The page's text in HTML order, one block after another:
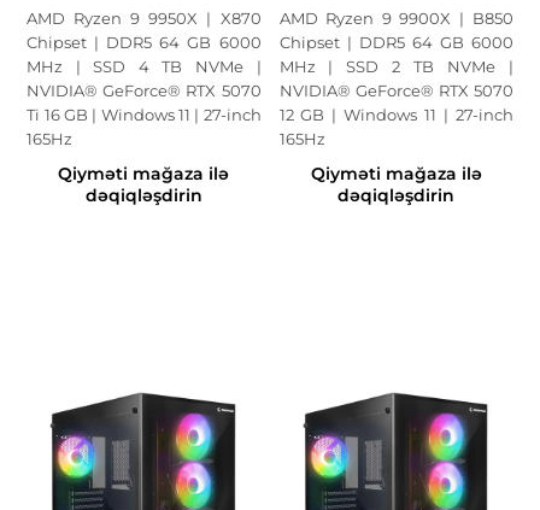
AMD Ryzen 9 9950X | X870
Chipset | DDR5 64 GB 6000
MHz | SSD 4 TB NVMe |
NVIDIA® GeForce® RTX 5070
Ti 16 GB | Windows 11 | 27-inch
165Hz
Qiyməti mağaza ilə
dəqiqləşdirin
AMD Ryzen 9 9900X | B850
Chipset | DDR5 64 GB 6000
MHz | SSD 2 TB NVMe |
NVIDIA® GeForce® RTX 5070
12 GB | Windows 11 | 27-inch
165Hz
Qiyməti mağaza ilə
dəqiqləşdirin